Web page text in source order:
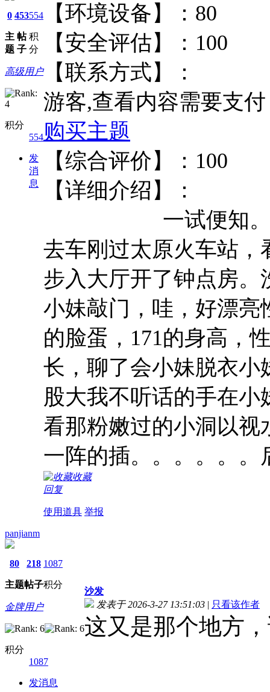
0
主
题
453
帖
子
554
积
分
高级用户
积分
554
发
消
息
【环境设备】：
【安全评估】：
【联系方式】：
游客,查看内容需要支
购买主题
【综合评
【详细介绍】：
一试便知。超爽
去车刚过太原火车站，
步入大厅开了钟点房
小妹敲门，哇，好漂亮
的脸蛋，171的身高，
长，聊了会小妹脱衣小
股大我不听话的手在
看那粉嫩过的小洞以视
一阵的插。。。。。
收藏
回复
使用道具 举报
panjianm
80
主题
218
帖子
1087
积分
金牌用户
积分
1087
发消息
沙发
发表于 2026-3-27 13:51:03 | 只看该作者
这又是那个地方